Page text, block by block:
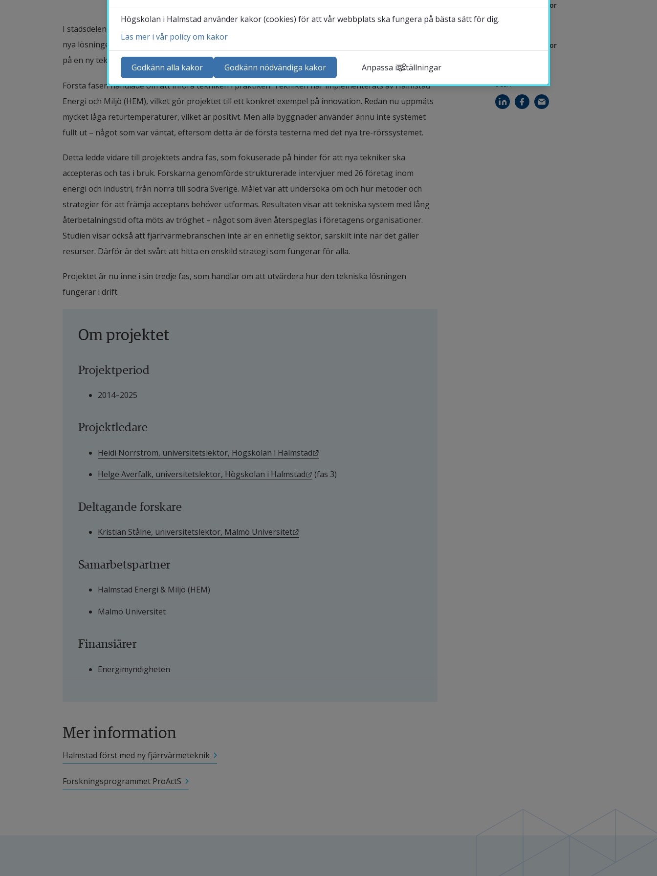
I stadsdelen Ranagård testas just nu en ny fjärrvärmelösning i ett innovationsprojekt i tre faser. Den
nya lösningen är ett så kallat fjärde generationens fjärrvärmesystem (4GDH) som bland annat bygger
på en ny teknik med ett tredje rör för cirkulation, en uppfinning framtagen vid Högskolan i Halmstad.
Första fasen handlade om att införa tekniken i praktiken. Tekniken har implementerats av Halmstad
Energi och Miljö (HEM), vilket gör projektet till ett konkret exempel på innovation. Redan nu uppmäts
mycket låga returtemperaturer, vilket är positivt. Men alla byggnader använder ännu inte systemet
fullt ut – något som var väntat, eftersom detta är de första testerna med det nya tre-rörssystemet.
Detta ledde vidare till projektets andra fas, som fokuserade på hinder för att nya tekniker ska
accepteras och tas i bruk. Forskarna genomförde strukturerade intervjuer med 26 företag inom
energi och industri, från norra till södra Sverige. Målet var att undersöka om och hur metoder och
strategier för att främja acceptans behöver utformas. Resultaten visar att tekniska system med lång
återbetalningstid ofta möts av tröghet – något som även återspeglas i företagens organisationer.
Studien visar också att fjärrvärmebranschen inte är en enhetlig sektor, särskilt inte när det gäller
resurser. Därför är det svårt att hitta en enskild strategi som fungerar för alla.
Projektet är nu inne i sin tredje fas, som handlar om att utvärdera hur den tekniska lösningen
fungerar i drift.
Om projektet
Projektperiod
2014–2025
Projektledare
Heidi Norrström, universitetslektor, Högskolan i Halmstad Länk till annan webbplats.
Helge Averfalk, universitetslektor, Högskolan i Halmstad Länk till annan webbplats.
(fas 3)
Deltagande forskare
Kristian Stålne, universitetslektor, Malmö Universitet Länk till annan webbplats.
Samarbetspartner
Halmstad Energi & Miljö (HEM)
Malmö Universitet
Finansiärer
Energimyndigheten
Mer information
Halmstad först med ny fjärrvärmeteknik
Forskningsprogrammet ProActS
Universitetslektor
Universitetslektor
DELA
Kontakta och besök oss
Nyheter
Kalender
Sök personal
Studentwebb
Medarbetarwebb Insidan
Länk till annan webbplats.
Högskolan i Halmstad använder kakor (cookies) för att vår webbplats ska fungera på bästa sätt för dig.
Läs mer i vår policy om kakor
Godkänn alla kakor Godkänn nödvändiga kakor Anpassa inställningar